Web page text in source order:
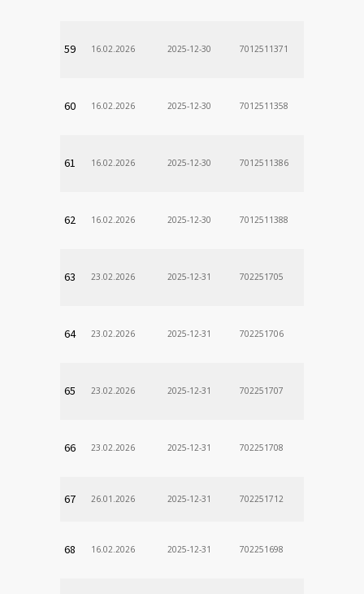
59 16.02.2026 2025-12-30 7012511371
60 16.02.2026 2025-12-30 7012511358
61 16.02.2026 2025-12-30 7012511386
62 16.02.2026 2025-12-30 7012511388
63 23.02.2026 2025-12-31 702251705
64 23.02.2026 2025-12-31 702251706
65 23.02.2026 2025-12-31 702251707
66 23.02.2026 2025-12-31 702251708
67 26.01.2026 2025-12-31 702251712
68 16.02.2026 2025-12-31 702251698